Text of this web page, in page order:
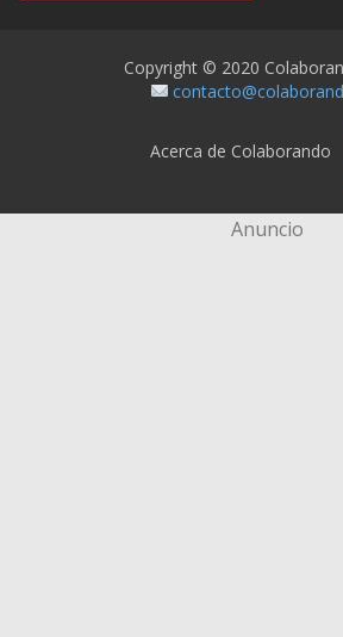
Copyright © 2020
Acerca de Colaborando
Anuncio